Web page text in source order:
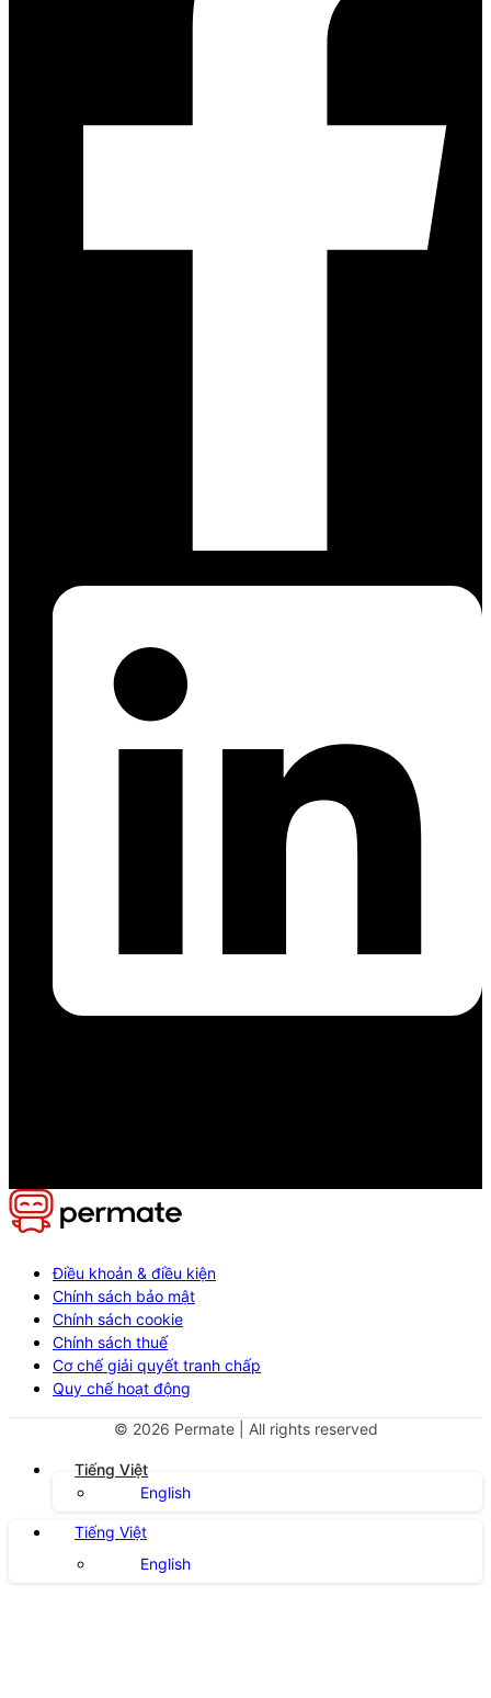
Điều khoản & điều kiện
Chính sách bảo mật
Chính sách cookie
Chính sách thuế
Cơ chế giải quyết tranh chấp
Quy chế hoạt động
© 2026 Permate | All rights reserved
Tiếng Việt
English
Tiếng Việt
English